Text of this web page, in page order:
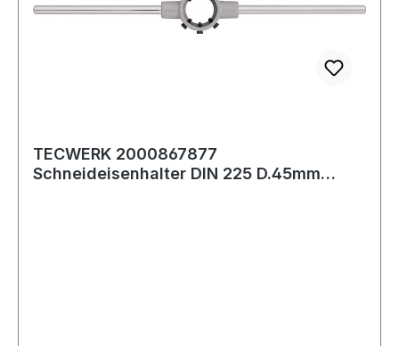
TECWERK 2000867877
Schneideisenhalter DIN 225 D.45mm